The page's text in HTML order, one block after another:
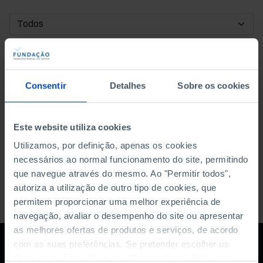
Consentir Detalhes Sobre os cookies
Este website utiliza cookies
Utilizamos, por definição, apenas os cookies
necessários ao normal funcionamento do site, permitindo
que navegue através do mesmo. Ao "Permitir todos",
autoriza a utilização de outro tipo de cookies, que
permitem proporcionar uma melhor experiência de
navegação, avaliar o desempenho do site ou apresentar
as melhores ofertas de produtos e serviços, de acordo
com as suas preferências. Se pretender escolher os
DATA DE INÍCIO
DATA DE FIM